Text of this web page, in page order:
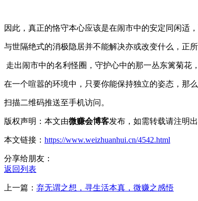
因此，真正的恪守本心应该是在闹市中的安定同闲适
与世隔绝式的消极隐居并不能解决亦或改变什么，正
走出闹市中的名利怪圈，守护心中的那一丛东篱菊花
在一个喧嚣的环境中，只要你能保持独立的姿态，
扫描二维码推送至手机访问。
版权声明：本文由微赚会博客发布，如需转载请注明出
本文链接： https://www.weizhuanhui.cn/4542.html
分享给朋友：
返回列表
上一篇： 弃无谓之想，寻生活本真，微赚之感悟